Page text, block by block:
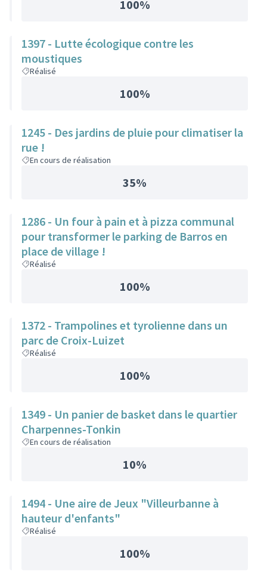
100%
1397 - Lutte écologique contre les
moustiques
Réalisé
100%
1245 - Des jardins de pluie pour climatiser la
rue !
En cours de réalisation
35%
1286 - Un four à pain et à pizza communal
pour transformer le parking de Barros en
place de village !
Réalisé
100%
1372 - Trampolines et tyrolienne dans un
parc de Croix-Luizet
Réalisé
100%
1349 - Un panier de basket dans le quartier
Charpennes-Tonkin
En cours de réalisation
10%
1494 - Une aire de Jeux "Villeurbanne à
hauteur d'enfants"
Réalisé
100%